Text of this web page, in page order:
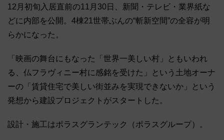
12月初旬入居直前の11月30日、新聞・テレビ・業界紙な
どに内部を公開。4棟21世帯ぶんの“斬新空間”の全容が明
らかになった。
「映画の舞台にもなった「世界一美しい村」ともいわれ
る、仏フラヴィニー村に感銘を受けた」という土地オーナ
ーの「賃貸住宅で美しい街並みを実現できないか」という
発想から建設プロジェクトがスタートした。
設計・施工はポラスグランテック（ポラスグループ）。